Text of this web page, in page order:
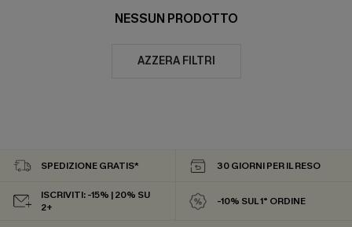
NESSUN PRODOTTO
AZZERA FILTRI
SPEDIZIONE GRATIS* 30 GIORNI PER IL RESO
ISCRIVITI: -15% | 20% SU
2+
-10% SUL 1° ORDINE